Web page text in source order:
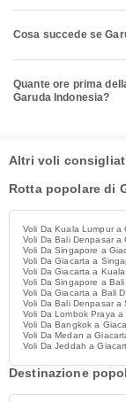
Cosa succede se
Quante ore prima
Garuda Indonesia?
Altri voli
Rotta popolare di
Voli Da Kuala Lumpur a
Voli Da Bali Denpasar a
Voli Da Singapore a
Voli Da Giacarta a
Voli Da Giacarta a
Voli Da Singapore a
Voli Da Giacarta a Bali
Voli Da Bali Denpasar a
Voli Da Lombok Praya a
Voli Da Bangkok a
Voli Da Medan a
Voli Da Jeddah a
Destinazione